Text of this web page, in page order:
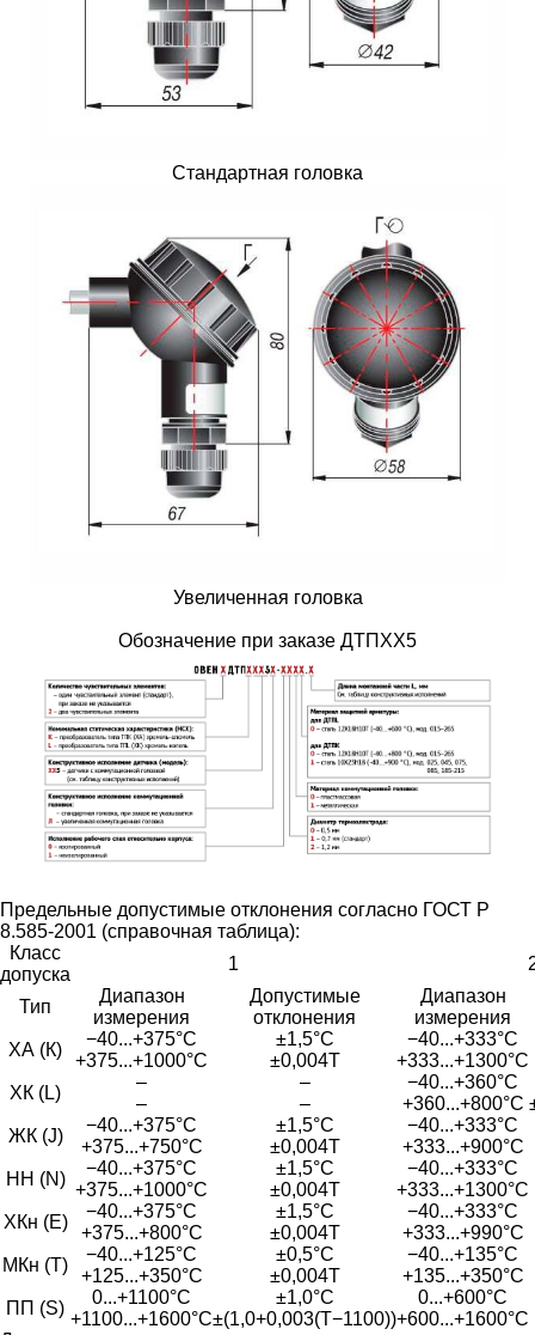
Стандартная головка
Увеличенная головка
Обозначение при заказе ДТПXX5
Предельные допустимые отклонения согласно ГОСТ Р
8.585-2001 (справочная таблица):
Класс
допуска
1
Тип
Диапазон
измерения
Допустимые
отклонения
Диапазон
измерения
ХА (К)
−40...+375°С ±1,5°С
−40...+333°С
+375...+1000°С
±0,004Т
+333...+1300°С
ХК (L)
– –
−40...+360°С
–
– +360...+800°С
ЖК (J)
−40...+375°С ±1,5°С
−40...+333°С
+375...+750°С
±0,004Т
+333...+900°С
НН (N)
−40...+375°С ±1,5°С
−40...+333°С
+375...+1000°С
±0,004Т
+333...+1300°С
ХКн (E)
−40...+375°С ±1,5°С
−40...+333°С
+375...+800°С
±0,004Т
+333...+990°С
МКн (Т)
−40...+125°С ±0,5°С
−40...+135°С
+125...+350°С
±0,004Т
+135...+350°С
ПП (S)
0...+1100°С ±1,0°С
0...+600°С
+1100...+1600°С±(1,0+0,003(Т−1100))+600...+1600°С